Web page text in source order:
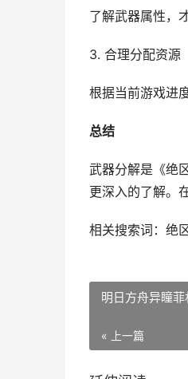
了解武器属性，
3. 合理分配资源
根据当前游戏进
总结
武器分解是《绝
更深入的了解。
相关搜索词：绝
明日方舟异瞳菲
« 上一篇